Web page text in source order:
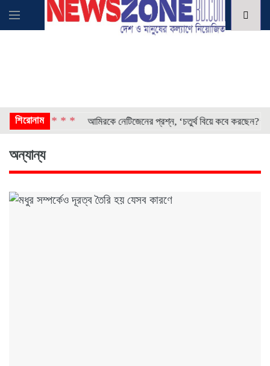
শিরোনাম
* * * * আমিরকে নেটিজেনের প্রশ্ন, ‘চতুর্থ বিয়ে কবে করছেন?’ *
অন্যান্য